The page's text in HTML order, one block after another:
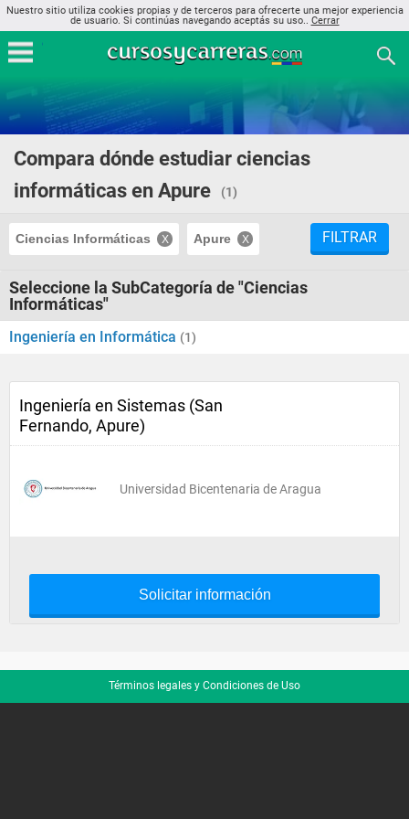
Nuestro sitio utiliza cookies propias y de terceros para ofrecerte una mejor experiencia
de usuario. Si continúas navegando aceptás su uso.. Cerrar
Compara dónde estudiar ciencias
informáticas en Apure
(1)
Ciencias Informáticas Apure FILTRAR
Seleccione la SubCategoría de "Ciencias
Informáticas"
Ingeniería en Informática (1)
Ingeniería en Sistemas (San
Fernando, Apure)
Universidad Bicentenaria de Aragua
Solicitar información
Términos legales y Condiciones de Uso